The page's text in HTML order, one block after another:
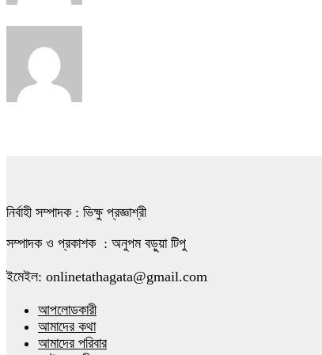
নির্বাহী সম্পাদক : ভিক্ষু প্রজ্ঞাশ্রী
সম্পাদক ও প্রকাশক : অনুপম বড়ুয়া টিপু
ইমেইল: onlinetathagata@gmail.com
আপলোডকারী
আমাদের কথা
আমাদের পরিবার